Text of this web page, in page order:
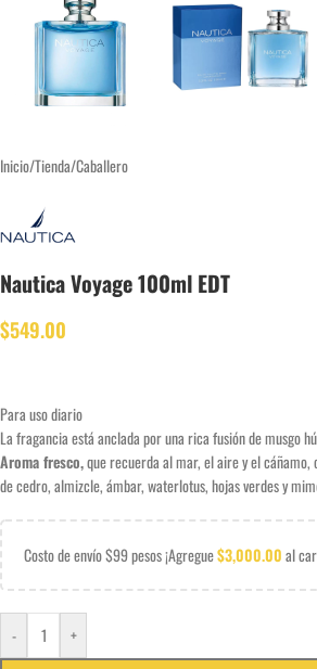
Inicio/Tienda/Caballero
Nautica Voyage 100ml EDT
$549.00
Para uso diario
La fragancia está anclada por una rica fusión de musgo
Aroma fresco,que recuerda al mar, el aire y el cáñamo,
de cedro, almizcle, ámbar, waterlotus, hojas verdes y
Costo de envío $99 pesos ¡Agregue$3,000.00al
- +